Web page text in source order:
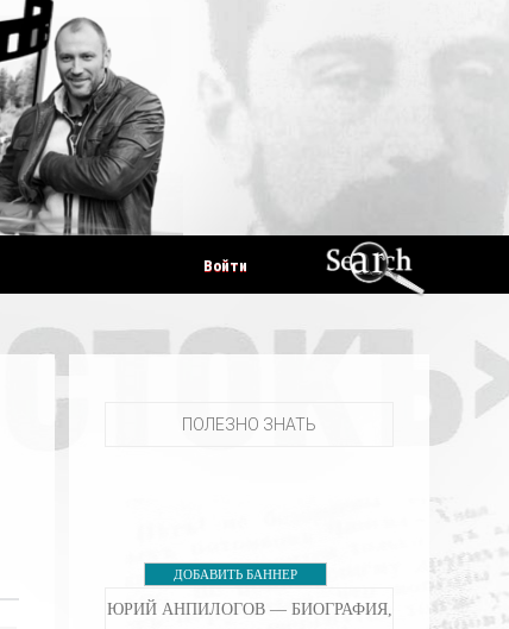
Войти
ПОЛЕЗНО ЗНАТЬ
ЮРИЙ АНПИЛОГОВ — БИОГРАФИЯ,
ДОБАВИТЬ БАННЕР